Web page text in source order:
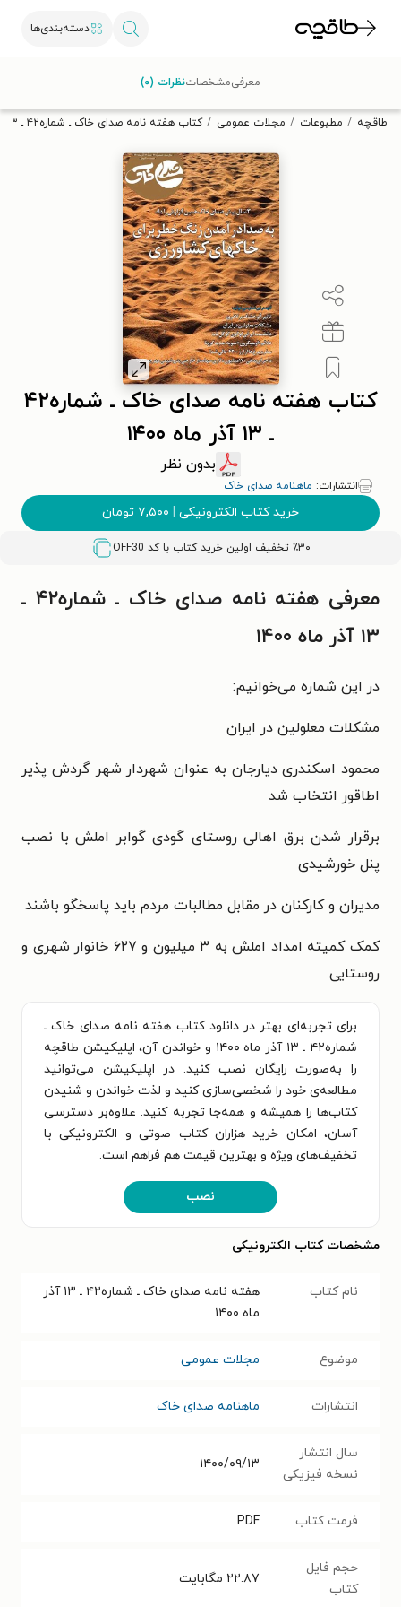
دسته‌بندی‌ها
تخفیف از طاقچه دریافت کن.
طاقچه مطبوعات مجلات عمومی کتاب هفته نامه صدای خاک ـ شماره۴۲ ـ ۱۳ آذر ماه ۱۴۰۰
کتاب هفته نامه صدای خاک ـ شماره۴۲
ـ ۱۳ آذر ماه ۱۴۰۰
بدون نظر
انتشارات: ماهنامه صدای خاک
خرید کتاب الکترونیکی | ۷,۵۰۰ تومان
٪۳۰ تخفیف اولین خرید کتاب با کد OFF30
معرفیمشخصاتنظرات (۰)
معرفی هفته نامه صدای خاک ـ شماره۴۲ ـ
۱۳ آذر ماه ۱۴۰۰
در این شماره می‌خوانیم:
مشکلات معلولین در ایران
محمود اسکندری دیارجان به عنوان شهردار شهر گردش پذیر
اطاقور انتخاب شد
برقرار شدن برق اهالی روستای گودی گوابر املش با نصب
پنل خورشیدی
مدیران و کارکنان در مقابل مطالبات مردم باید پاسخگو باشند
کمک کمیته امداد املش به ۳ میلیون و
۶۲۷ خانوار شهری و
روستایی
برای تجربه‌ای بهتر در دانلود کتاب هفته نامه صدای خاک ـ
شماره۴۲ ـ ۱۳ آذر ماه ۱۴۰۰ و خواندن آن، اپلیکیشن طاقچه
را به‌صورت رایگان نصب کنید. در اپلیکیشن می‌توانید
مطالعه‌ی خود را شخصی‌سازی کنید و لذت خواندن و شنیدن
کتاب‌ها را همیشه و همه‌جا تجربه کنید. علاوه‌بر دسترسی
آسان، امکان خرید هزاران کتاب صوتی و الکترونیکی با
تخفیف‌های ویژه و بهترین قیمت هم فراهم است.
نصب
مشخصات کتاب الکترونیکی
نام کتاب
هفته نامه صدای خاک ـ شماره۴۲ ـ ۱۳ آذر
ماه ۱۴۰۰
موضوع مجلات عمومی
انتشارات ماهنامه صدای خاک
سال انتشار
نسخه فیزیکی
۱۴۰۰/۰۹/۱۳
فرمت کتاب PDF
حجم فایل
کتاب
۲۲.۸۷ مگابایت